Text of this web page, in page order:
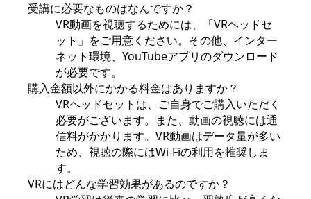
受講に必要なものはなんですか？
VR動画を視聴するためには、「VRヘッドセ
ット」をご用意ください。その他、インター
ネット環境、YouTubeアプリのダウンロード
が必要です。
購入金額以外にかかる料金はありますか？
VRヘッドセットは、ご自身でご購入いただく
必要がございます。また、動画の視聴には通
信料がかかります。VR動画はデータ量が多い
ため、視聴の際にはWi-Fiの利用を推奨しま
す。
VRにはどんな学習効果があるのですか？